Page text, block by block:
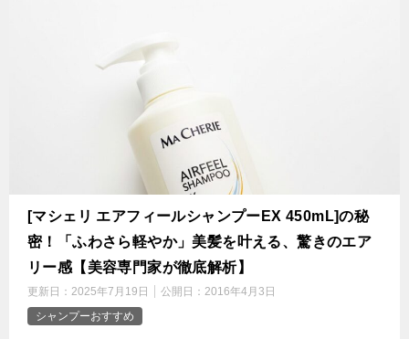
[マシェリ エアフィールシャンプーEX 450mL]の秘
密！「ふわさら軽やか」美髪を叶える、驚きのエア
リー感【美容専門家が徹底解析】
更新日： 2025年7月19日 公開日： 2016年4月3日
シャンプーおすすめ